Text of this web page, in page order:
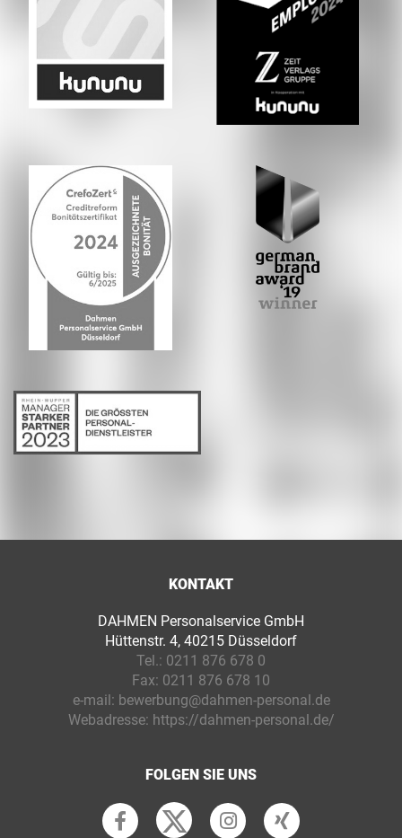
KONTAKT
DAHMEN Personalservice GmbH
Hüttenstr. 4, 40215 Düsseldorf
Tel.: 0211 876 678 0
Fax: 0211 876 678 10
e-mail: bewerbung@dahmen-personal.de
Webadresse: https://dahmen-personal.de/
FOLGEN SIE UNS